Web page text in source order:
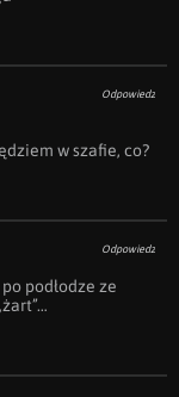
Odpowiedz
w szafie, co?
Odpowiedz
podłodze ze